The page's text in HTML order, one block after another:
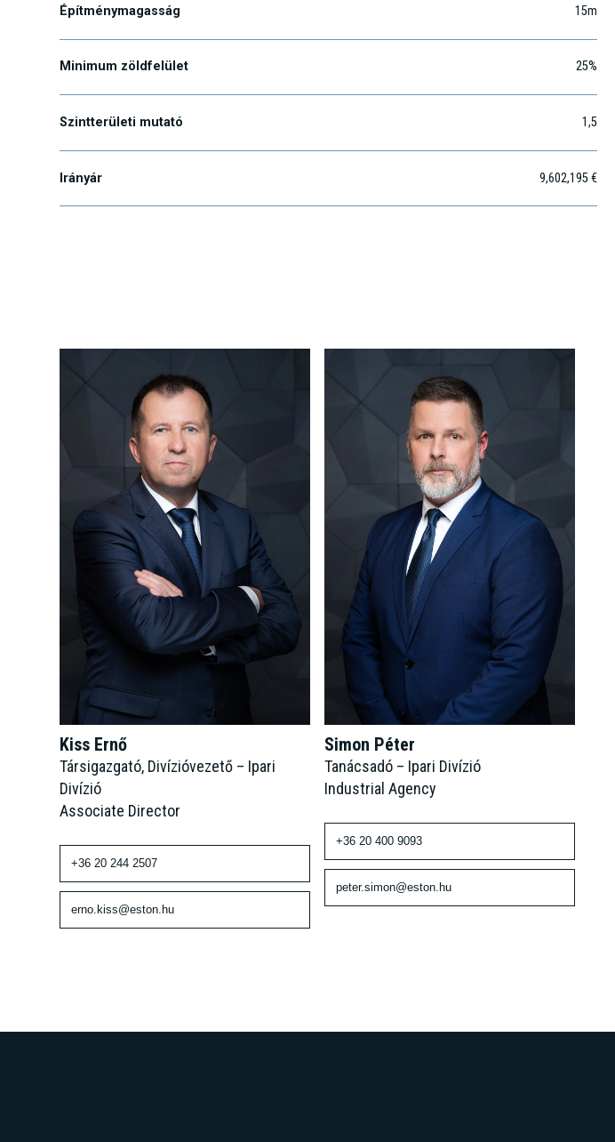
Építménymagasság 15m
Minimum zöldfelület 25%
Szintterületi mutató 1,5
Irányár 9,602,195 €
Kiss Ernő
Társigazgató, Divízióvezető – Ipari
Divízió
Associate Director
+36 20 244 2507
erno.kiss@eston.hu
Simon Péter
Tanácsadó – Ipari Divízió
Industrial Agency
+36 20 400 9093
peter.simon@eston.hu